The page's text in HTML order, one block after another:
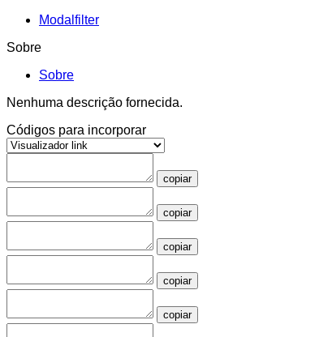
Modalfilter
Sobre
Sobre
Nenhuma descrição fornecida.
Códigos para incorporar
copiar
copiar
copiar
copiar
copiar